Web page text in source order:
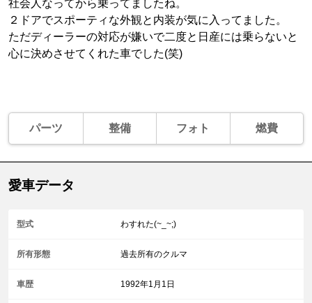
社会人なってから乗ってましたね。
２ドアでスポーティな外観と内装が気に入ってました。
ただディーラーの対応が嫌いで二度と日産には乗らないと
心に決めさせてくれた車でした(笑)
パーツ 整備 フォト 燃費
愛車データ
型式 わすれた(~_~;)
所有形態 過去所有のクルマ
車歴 1992年1月1日